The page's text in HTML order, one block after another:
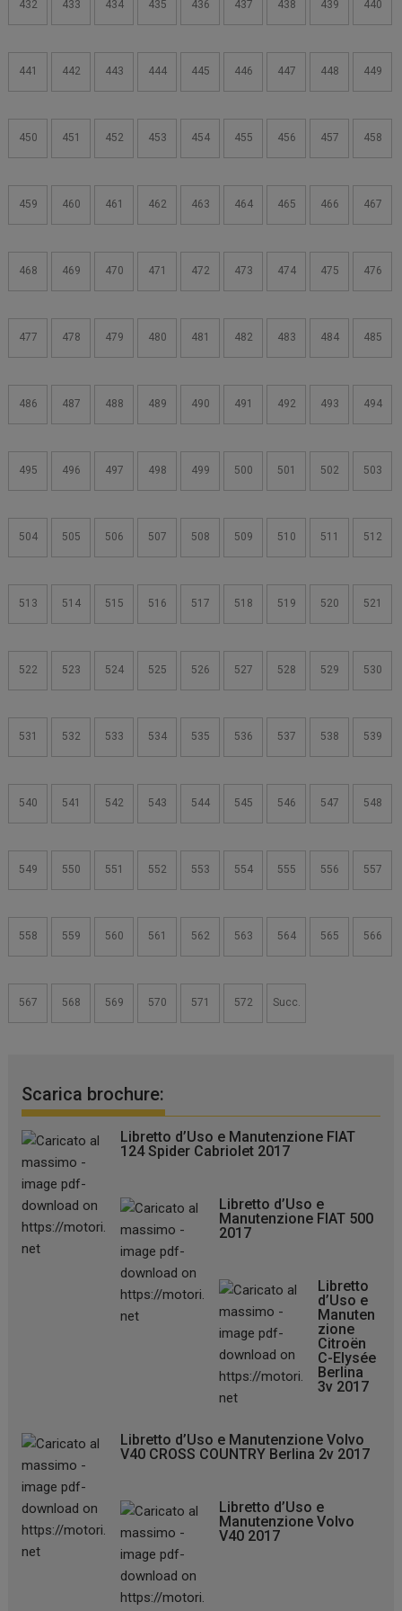
432 433 434 435 436 437 438 439 440
441 442 443 444 445 446 447 448 449
450 451 452 453 454 455 456 457 458
459 460 461 462 463 464 465 466 467
468 469 470 471 472 473 474 475 476
477 478 479 480 481 482 483 484 485
486 487 488 489 490 491 492 493 494
495 496 497 498 499 500 501 502 503
504 505 506 507 508 509 510 511 512
513 514 515 516 517 518 519 520 521
522 523 524 525 526 527 528 529 530
531 532 533 534 535 536 537 538 539
540 541 542 543 544 545 546 547 548
549 550 551 552 553 554 555 556 557
558 559 560 561 562 563 564 565 566
567 568 569 570 571 572 Succ.
Scarica brochure:
Libretto d’Uso e Manutenzione FIAT
124 Spider Cabriolet 2017
Libretto d’Uso e
Manutenzione FIAT 500
2017
Libretto
d’Uso e
Manuten
zione
Citroën
C-Elysée
Berlina
3v 2017
Libretto d’Uso e Manutenzione Volvo
V40 CROSS COUNTRY Berlina 2v 2017
Libretto d’Uso e
Manutenzione Volvo
V40 2017